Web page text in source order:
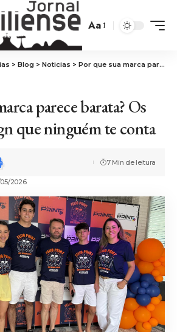
Aa
> Blog > Noticias > Por que sua marca parece barata? Os erros de design que ninguém te conta
parece barata? Os
que ninguém te conta
05/2026
7 Min de leitura